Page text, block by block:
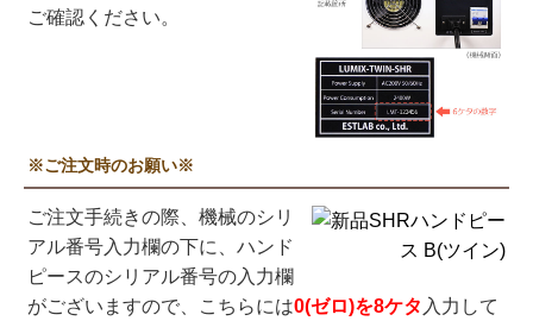
ご確認ください。
※ご注文時のお願い※
ご注文手続きの際、機械のシリ
アル番号入力欄の下に、ハンド
ピースのシリアル番号の入力欄
がございますので、こちらには0(ゼロ)を8ケタ 入力して